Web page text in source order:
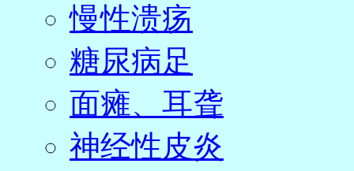
慢性溃疡
糖尿病足
面瘫、耳聋
神经性皮炎